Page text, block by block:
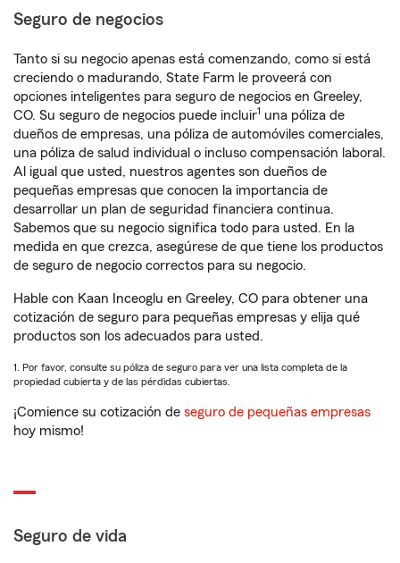
Seguro de negocios
Tanto si su negocio apenas está comenzando, como si está
creciendo o madurando, State Farm le proveerá con
opciones inteligentes para seguro de negocios en Greeley,
CO. Su seguro de negocios puede incluir1 una póliza de
dueños de empresas, una póliza de automóviles comerciales,
una póliza de salud individual o incluso compensación laboral.
Al igual que usted, nuestros agentes son dueños de
pequeñas empresas que conocen la importancia de
desarrollar un plan de seguridad financiera continua.
Sabemos que su negocio significa todo para usted. En la
medida en que crezca, asegúrese de que tiene los productos
de seguro de negocio correctos para su negocio.
Hable con Kaan Inceoglu en Greeley, CO para obtener una
cotización de seguro para pequeñas empresas y elija qué
productos son los adecuados para usted.
1. Por favor, consulte su póliza de seguro para ver una lista completa de la
propiedad cubierta y de las pérdidas cubiertas.
¡Comience su cotización de seguro de pequeñas empresas
hoy mismo!
Seguro de vida